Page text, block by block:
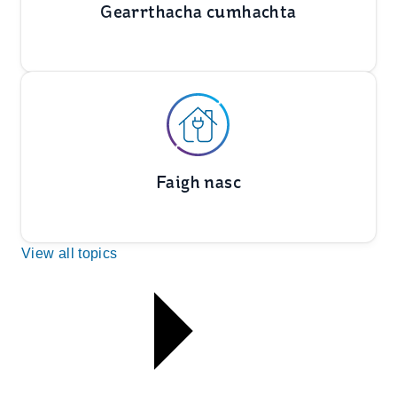
Gearrthacha cumhachta
Faigh nasc
View all topics